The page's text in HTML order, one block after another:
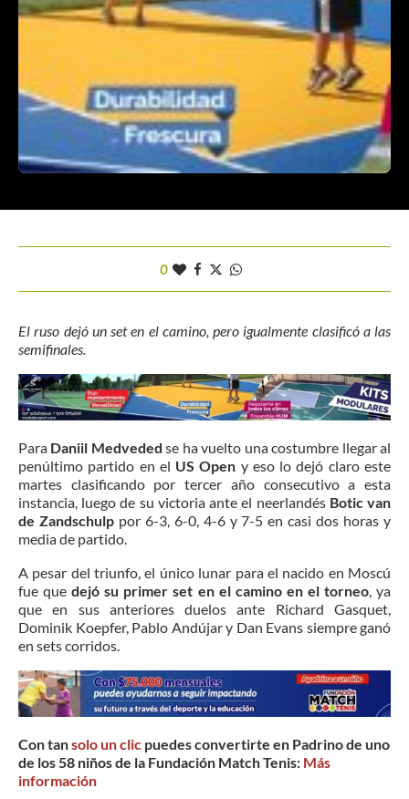
0
El ruso dejó un set en el camino, pero igualmente clasificó a las
semifinales.
Para Daniil Medveded se ha vuelto una costumbre llegar al
penúltimo partido en el US Open y eso lo dejó claro este
martes clasificando por tercer año consecutivo a esta
instancia, luego de su victoria ante el neerlandés Botic van
de Zandschulppor 6-3, 6-0, 4-6 y 7-5 en casi dos horas y
media de partido.
A pesar del triunfo, el único lunar para el nacido en Moscú
fue quedejó su primer set en el camino en el torneo, ya
que en sus anteriores duelos ante Richard Gasquet,
Dominik Koepfer, Pablo Andújar y Dan Evans siempre ganó
en sets corridos.
Con tansolo un clic puedes convertirte en Padrino de uno
de los 58 niños de la Fundación Match Tenis: Más
información